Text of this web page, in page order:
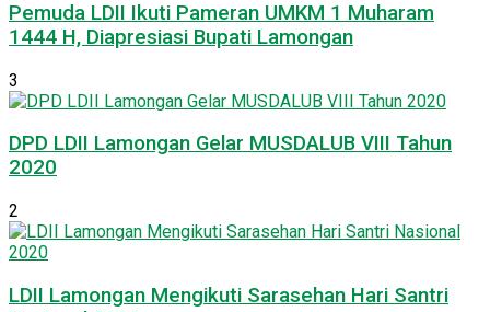
Pemuda LDII Ikuti Pameran UMKM 1 Muharam
1444 H, Diapresiasi Bupati Lamongan
3
DPD LDII Lamongan Gelar MUSDALUB VIII Tahun
2020
2
LDII Lamongan Mengikuti Sarasehan Hari Santri